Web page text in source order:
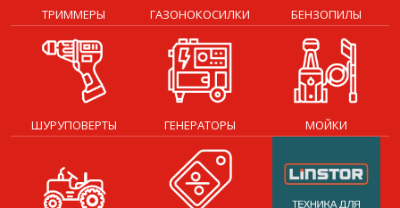
ТРИММЕРЫ ГАЗОНОКОСИЛКИ БЕНЗОПИЛЫ
ШУРУПОВЕРТЫ ГЕНЕРАТОРЫ МОЙКИ